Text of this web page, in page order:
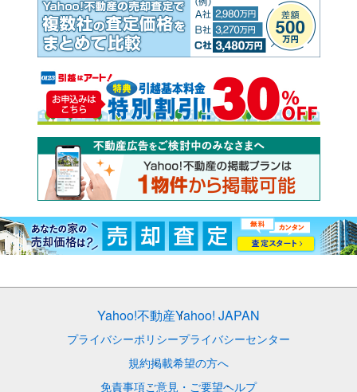
Yahoo!不動産Yahoo! JAPAN
プライバシーポリシープライバシーセンター
規約掲載希望の方へ
免責事項ご意見・ご要望ヘルプ